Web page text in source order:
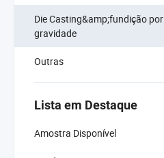
Die Casting&amp;fundição por
gravidade
Outras
Lista em Destaque
Amostra Disponível